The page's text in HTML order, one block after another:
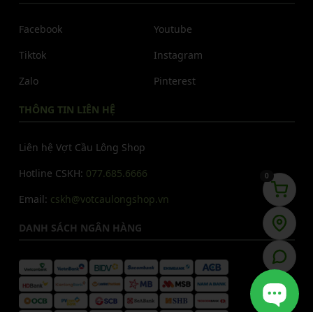
Facebook
Tiktok
Zalo
Youtube
Instagram
Pinterest
THÔNG TIN LIÊN HỆ
Liên hệ Vợt Cầu Lông Shop
Hotline CSKH: 077.685.6666
Email: cskh@votcaulongshop.vn
DANH SÁCH NGÂN HÀNG
0